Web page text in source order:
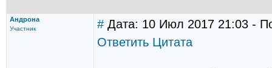
Андрона
Участник # Дата: 10 Июл 2017 21:03 -
Ответить Цитата